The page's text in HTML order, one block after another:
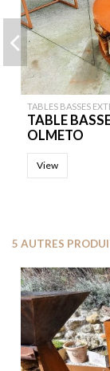
TABLES BASSES
TABLE
OLMETO
View
5 AUTRES